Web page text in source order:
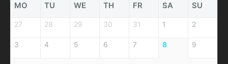
MO TU WE TH FR SA SU
27 28 29 30 31 1 2
3 4 5 6 7 8 9